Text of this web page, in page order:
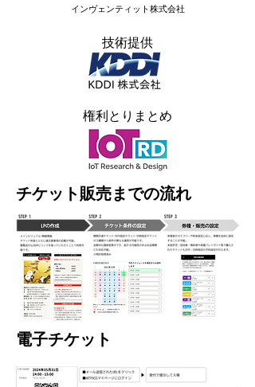
​インヴェンティット株式会社
​技術提供
権利とりまとめ
チケット販売までの流れ
​電子チケット